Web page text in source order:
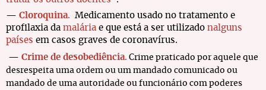
— Cloroquina. Medicamento usado no tratamento e
profilaxia da malária e que está a ser utilizado nalguns
países em casos graves de coronavírus.
— Crime de desobediência. Crime praticado por aquele que
desrespeita uma ordem ou um mandado comunicado ou
mandado de uma autoridade ou funcionário com poderes